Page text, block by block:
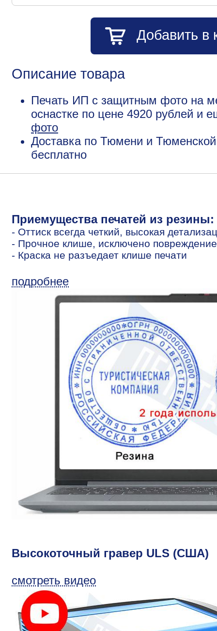
Добавить в
Описание товара
Печать ИП с защитным фото на
оснастке по цене 4920 рублей и
фото
Доставка по Тюмени и
бесплатно
Приемущества печатей из резины:
- Оттиск всегда четкий, высокая
- Прочное клише, исключено
- Краска не разъедает клише печати
подробнее
Высокоточный гравер ULS (США)
смотреть видео